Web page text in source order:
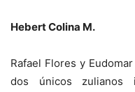
Hebert Colina M.
Rafael Flores y
dos únicos zulianos